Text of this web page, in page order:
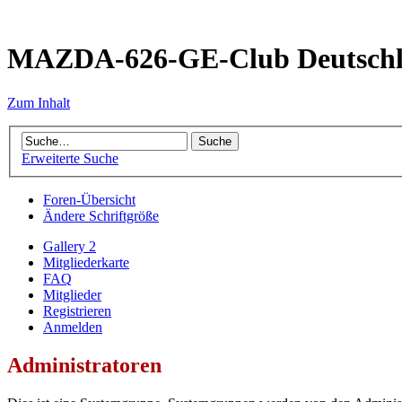
MAZDA-626-GE-Club
Zum Inhalt
Erweiterte Suche
Foren-Übersicht
Ändere Schriftgröße
Gallery 2
Mitgliederkarte
FAQ
Mitglieder
Registrieren
Anmelden
Administratoren